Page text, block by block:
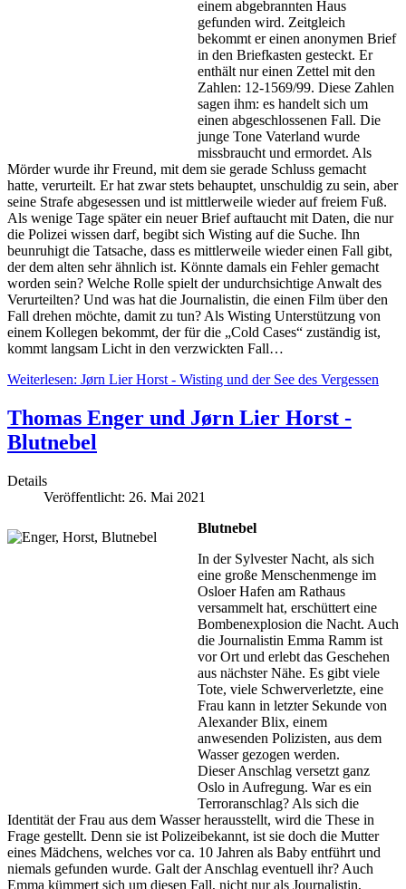
einem abgebrannten Haus
gefunden wird. Zeitgleich
bekommt er einen anonymen Brief
in den Briefkasten gesteckt. Er
enthält nur einen Zettel mit den
Zahlen: 12-1569/99. Diese Zahlen
sagen ihm: es handelt sich um
einen abgeschlossenen Fall. Die
junge Tone Vaterland wurde
missbraucht und ermordet. Als
Mörder wurde ihr Freund, mit dem sie gerade Schluss gemacht
hatte, verurteilt. Er hat zwar stets behauptet, unschuldig zu sein, aber
seine Strafe abgesessen und ist mittlerweile wieder auf freiem Fuß.
Als wenige Tage später ein neuer Brief auftaucht mit Daten, die nur
die Polizei wissen darf, begibt sich Wisting auf die Suche. Ihn
beunruhigt die Tatsache, dass es mittlerweile wieder einen Fall gibt,
der dem alten sehr ähnlich ist. Könnte damals ein Fehler gemacht
worden sein? Welche Rolle spielt der undurchsichtige Anwalt des
Verurteilten? Und was hat die Journalistin, die einen Film über den
Fall drehen möchte, damit zu tun? Als Wisting Unterstützung von
einem Kollegen bekommt, der für die „Cold Cases“ zuständig ist,
kommt langsam Licht in den verzwickten Fall…
Weiterlesen: Jørn Lier Horst - Wisting und der See des Vergessen
Thomas Enger und Jørn Lier Horst -
Blutnebel
Details
Veröffentlicht: 26. Mai 2021
Blutnebel
In der Sylvester Nacht, als sich
eine große Menschenmenge im
Osloer Hafen am Rathaus
versammelt hat, erschüttert eine
Bombenexplosion die Nacht. Auch
die Journalistin Emma Ramm ist
vor Ort und erlebt das Geschehen
aus nächster Nähe. Es gibt viele
Tote, viele Schwerverletzte, eine
Frau kann in letzter Sekunde von
Alexander Blix, einem
anwesenden Polizisten, aus dem
Wasser gezogen werden.
Dieser Anschlag versetzt ganz
Oslo in Aufregung. War es ein
Terroranschlag? Als sich die
Identität der Frau aus dem Wasser herausstellt, wird die These in
Frage gestellt. Denn sie ist Polizeibekannt, ist sie doch die Mutter
eines Mädchens, welches vor ca. 10 Jahren als Baby entführt und
niemals gefunden wurde. Galt der Anschlag eventuell ihr? Auch
Emma kümmert sich um diesen Fall, nicht nur als Journalistin,